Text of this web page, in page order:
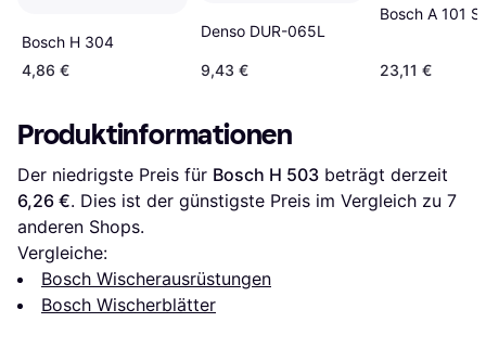
Bosch H 304
4,86 €
Denso DUR-065L
9,43 €
Bosch A 101 S
23,11 €
Produktinformationen
Der niedrigste Preis für Bosch H 503
6,26 €. Dies ist der günstigste Preis im Vergleich zu 7
anderen Shops.
Vergleiche:
Bosch Wischerausrüstungen
Bosch Wischerblätter